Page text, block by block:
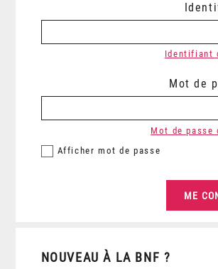
Identifiant
Mot de
Afficher mot de passe
Mot de passe
NOUVEAU À LA BNF ?